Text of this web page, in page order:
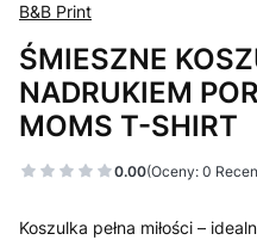
B&B Print
ŚMIESZNE
NADRUKIEM
MOMS T-SHIRT
0.00(Oceny: 0
Koszulka pełna miłości –